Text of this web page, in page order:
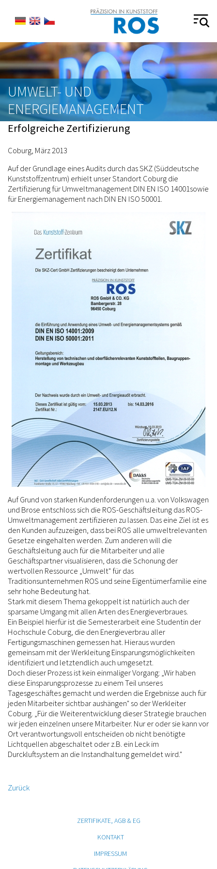
UMWELT- UND
ENERGIEMANAGEMENT
Erfolgreiche Zertifizierung
Coburg, März 2013
Auf der Grundlage eines Audits durch das SKZ (Süddeutsche
Kunststoffzentrum) erhielt unser Standort Coburg die
Zertifizierung für Umweltmanagement DIN EN ISO 14001sowie
für Energiemanagement nach DIN EN ISO 50001.
Auf Grund von starken Kundenforderungen u.a. von Volkswagen
und Brose entschloss sich die ROS-Geschäftsleitung das ROS-
Umweltmanagement zertifizieren zu lassen. Das eine Ziel ist es
den Kunden aufzuzeigen, dass bei ROS alle umweltrelevanten
Gesetze eingehalten werden. Zum anderen will die
Geschäftsleitung auch für die Mitarbeiter und alle
Geschäftspartner visualisieren, dass die Schonung der
wertvollen Ressource „Umwelt" für das
Traditionsunternehmen ROS und seine Eigentümerfamilie eine
sehr hohe Bedeutung hat.
Stark mit diesem Thema gekoppelt ist natürlich auch der
sparsame Umgang mit allen Arten des Energieverbraues.
Ein Beispiel hierfür ist die Semesterarbeit eine Studentin der
Hochschule Coburg, die den Energieverbrau aller
Fertigungsmaschinen gemessen hat. Hieraus wurden
gemeinsam mit der Werkleitung Einsparungsmöglichkeiten
identifiziert und letztendlich auch umgesetzt.
Doch dieser Prozess ist kein einmaliger Vorgang: „Wir haben
diese Einsparungsprozesse zu einem Teil unseres
Tagesgeschäftes gemacht und werden die Ergebnisse auch für
jeden Mitarbeiter sichtbar aushängen" so der Werkleiter
Coburg. „Für die Weiterentwicklung dieser Strategie brauchen
wir jeden einzelnen unsere Mitarbeiter. Nur er oder sie kann vor
Ort verantwortungsvoll entscheiden ob nicht benötigte
Lichtquellen abgeschaltet oder z.B. ein Leck im
Durckluftsystem an die Instandhaltung gemeldet wird."
Zurück
ZERTIFIKATE, AGB & EG
KONTAKT
IMPRESSUM